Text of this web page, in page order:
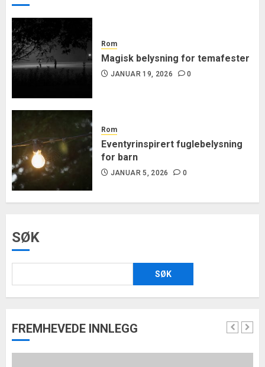
Rom
Magisk belysning for temafester
JANUAR 19, 2026 0
Rom
Eventyrinspirert fuglebelysning
for barn
JANUAR 5, 2026 0
SØK
SØK
FREMHEVEDE INNLEGG